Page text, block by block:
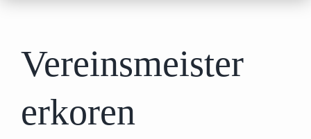
Vereinsmeister
erkoren